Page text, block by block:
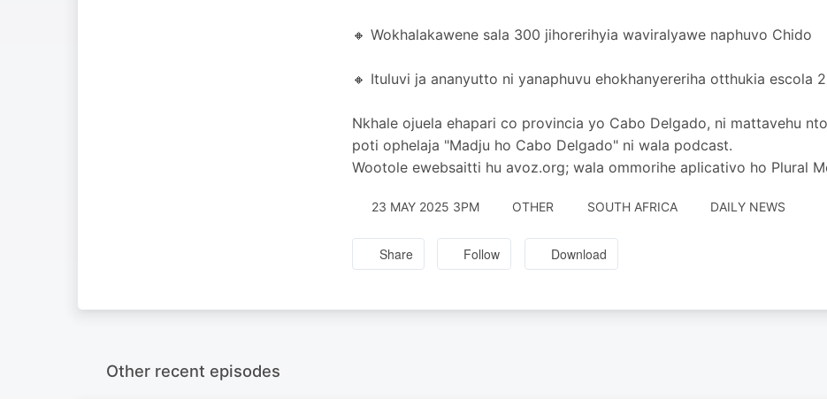
🔸 Wokhalakawene sala 300 jihorerihyia waviralyawe naphuvo Chido
🔸 Ituluvi ja ananyutto ni yanaphuvu ehokhanyereriha otthukia escola
Nkhale ojuela ehapari co provincia yo Cabo Delgado, ni mattavehu
poti ophelaja "Madju ho Cabo Delgado" ni wala podcast.
Wootole ewebsaitti hu avoz.org; wala ommorihe aplicativo ho Plural
23 MAY 2025 3PM OTHER SOUTH AFRICA DAILY NEWS
Share Follow Download
Other recent episodes